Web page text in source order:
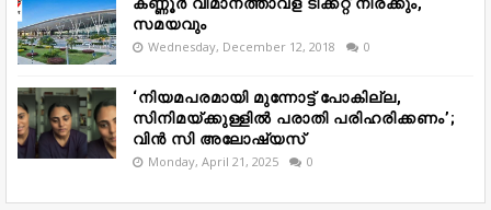
കണ്ണൂർ വിമാനത്താവള ടിക്കറ്റ് നിരക്കും,
സമയവും
Wednesday, December 12, 2018 0
‘നിയമപരമായി മുന്നോട്ട് പോകില്ല,
സിനിമയ്ക്കുള്ളിൽ പരാതി പരിഹരിക്കണം’;
വിൻ സി അലോഷ്യസ്
Monday, April 21, 2025 0